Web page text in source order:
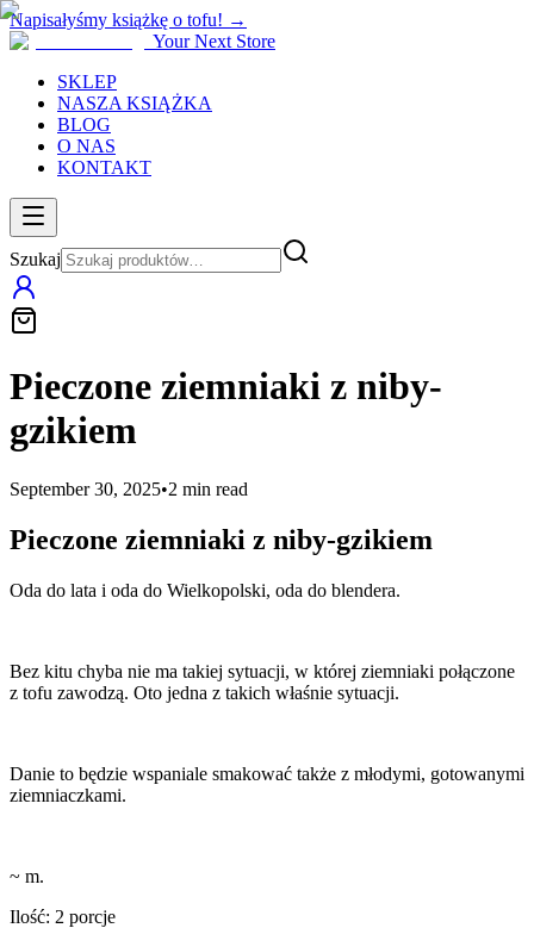
Napisałyśmy książkę o tofu! →
Your Next Store
SKLEP
NASZA KSIĄŻKA
BLOG
O NAS
KONTAKT
Szukaj
Pieczone ziemniaki z niby-
gzikiem
September 30, 2025•2 min read
Pieczone ziemniaki z niby-gzikiem
Oda do lata i oda do Wielkopolski, oda do blendera.
Bez kitu chyba nie ma takiej sytuacji, w której ziemniaki połączone
z tofu zawodzą. Oto jedna z takich właśnie sytuacji.
Danie to będzie wspaniale smakować także z młodymi, gotowanymi
ziemniaczkami.
~ m.
Ilość: 2 porcje